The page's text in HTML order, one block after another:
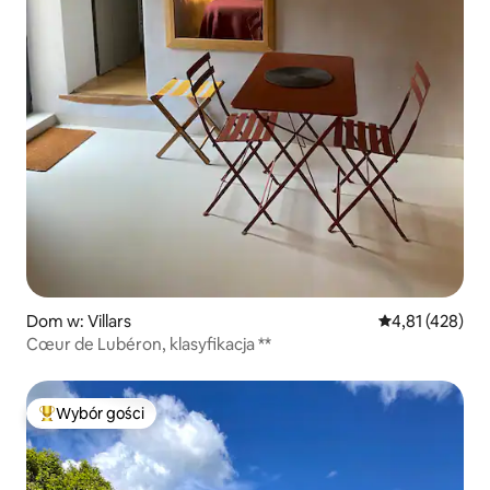
Dom w: Villars Średnia
4,81 (428)
Cœur de Lubéron, klasyfikacja **
Najpopularniejsze z kategorii Wybór gości
Wybór gości